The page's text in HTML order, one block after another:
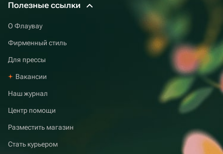
Полезные ссылки
О Флаувау
Фирменный стиль
Для прессы
Вакансии
Наш журнал
Центр помощи
Разместить магазин
Стать курьером